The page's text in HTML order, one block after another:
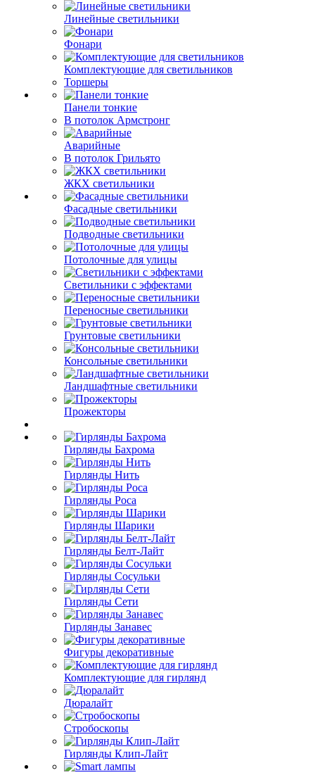
Линейные светильники
Фонари
Комплектующие для светильников
Торшеры
Панели тонкие
В потолок Армстронг
Аварийные
В потолок Грильято
ЖКХ светильники
Фасадные светильники
Подводные светильники
Потолочные для улицы
Светильники с эффектами
Переносные светильники
Грунтовые светильники
Консольные светильники
Ландшафтные светильники
Прожекторы
Гирлянды Бахрома
Гирлянды Нить
Гирлянды Роса
Гирлянды Шарики
Гирлянды Белт-Лайт
Гирлянды Сосульки
Гирлянды Сети
Гирлянды Занавес
Фигуры декоративные
Комплектующие для гирлянд
Дюралайт
Стробоскопы
Гирлянды Клип-Лайт